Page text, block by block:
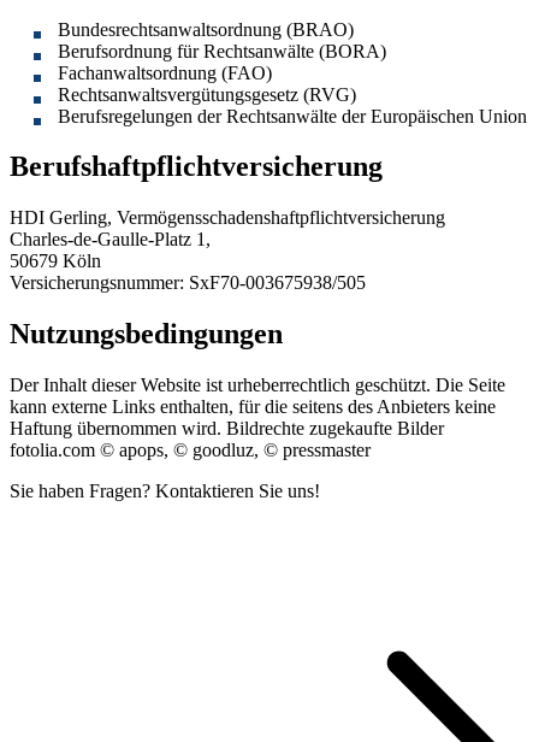
Bun­desrecht­san­walt­sor­d­nung (BRAO)
Beruf­sor­d­nung für Recht­san­wälte (BORA)
Fachan­walt­sor­d­nung (FAO)
Recht­san­waltsvergü­tungs­ge­setz (RVG)
Beruf­s­regelun­gen der Recht­san­wälte der Europäis­chen Union
Berufshaftpflichtversicherung
HDI Ger­ling, Ver­mö­genss­chaden­shaftpflichtver­sicherung
Charles-de-Gaulle-Platz 1,
50679 Köln
Ver­sicherungsnum­mer: SxF70-003675938/505
Nutzungsbedingungen
Der Inhalt dieser Web­site ist urhe­ber­rechtlich geschützt. Die Seite
kann externe Links enthal­ten, für die seit­ens des Anbi­eters keine
Haf­tung über­nom­men wird. Bil­drechte zugekaufte Bilder
fotolia.com © apops, © good­luz, © pressmaster
Sie haben Fragen? Kontaktieren Sie uns!